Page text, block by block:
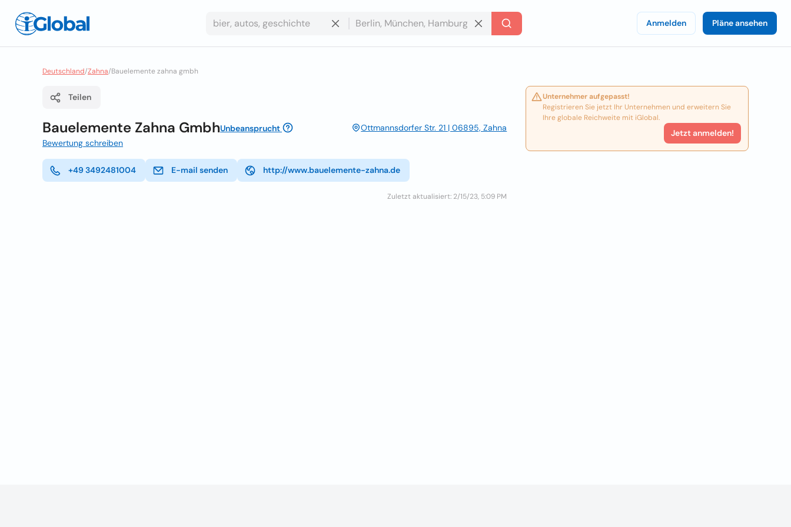
Anmelden Pläne ansehen
Deutschland/Zahna/Bauelemente zahna gmbh
Teilen
Bauelemente Zahna GmbhUnbeansprucht
Ottmannsdorfer Str. 21 | 06895, Zahna
Bewertung schreiben
+49 3492481004 E-mail senden http://www.bauelemente-zahna.de
Zuletzt aktualisiert: 2/15/23, 5:09 PM
Unternehmer aufgepasst!
Registrieren Sie jetzt Ihr Unternehmen und erweitern Sie
Ihre globale Reichweite mit iGlobal.
Jetzt anmelden!